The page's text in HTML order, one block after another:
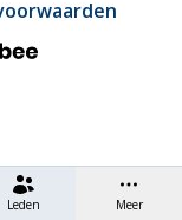
Leden Meer